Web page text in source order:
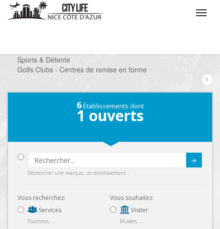
Sports & Détente
/
Golfs Clubs - Centres de remise en forme
6Établissements dont
1 ouverts
Rechercher une marque, un établissement...
Vous recherchez:
Services
Tourisme, ...
Vous souhaitez:
Visiter
Musées, ...